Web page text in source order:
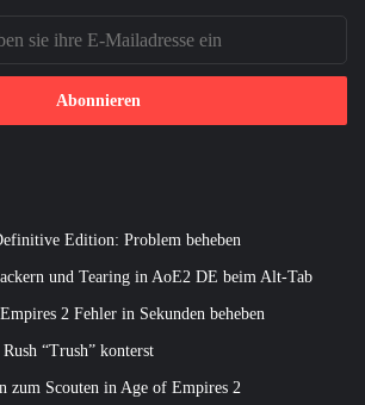
Edition: Problem beheben
und Tearing in AoE2 DE beim Alt-Tab
2 Fehler in Sekunden beheben
“Trush” konterst
zum Scouten in Age of Empires 2